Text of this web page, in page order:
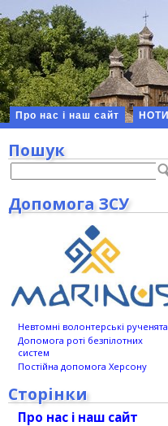
Про нас і наш сайт НОТИ
Пошук
Допомога ЗСУ
Невтомні волонтерські рученята
Допомога роті безпілотних
систем
Постійна допомога Херсону
Сторінки
Про нас і наш сайт